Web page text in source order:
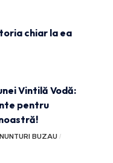
chiar la ea
Vintilă Vodă:
pentru
BUZAU